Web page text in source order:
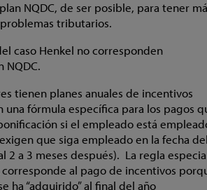
NQDC, de ser posible, para tener
tributarios.
caso Henkel no corresponden
NQDC.
tienen planes anuales de incentivos
una fórmula específica para los pagos
si el empleado está
que siga empleado en la fecha
2 a 3 meses después). La regla
corresponde al pago de incentivos
ha “adquirido” al final del año